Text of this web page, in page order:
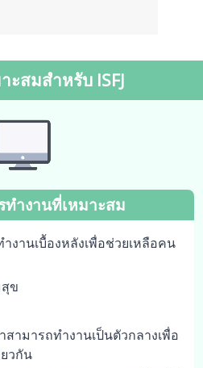
ะสมสำหรับ ISFJ
ทำงานที่เหมาะสม
งานเบื้องหลังเพื่อช่วยเหลือคน
ข
ามารถทำงานเป็นตัวกลางเพื่อ
วกัน